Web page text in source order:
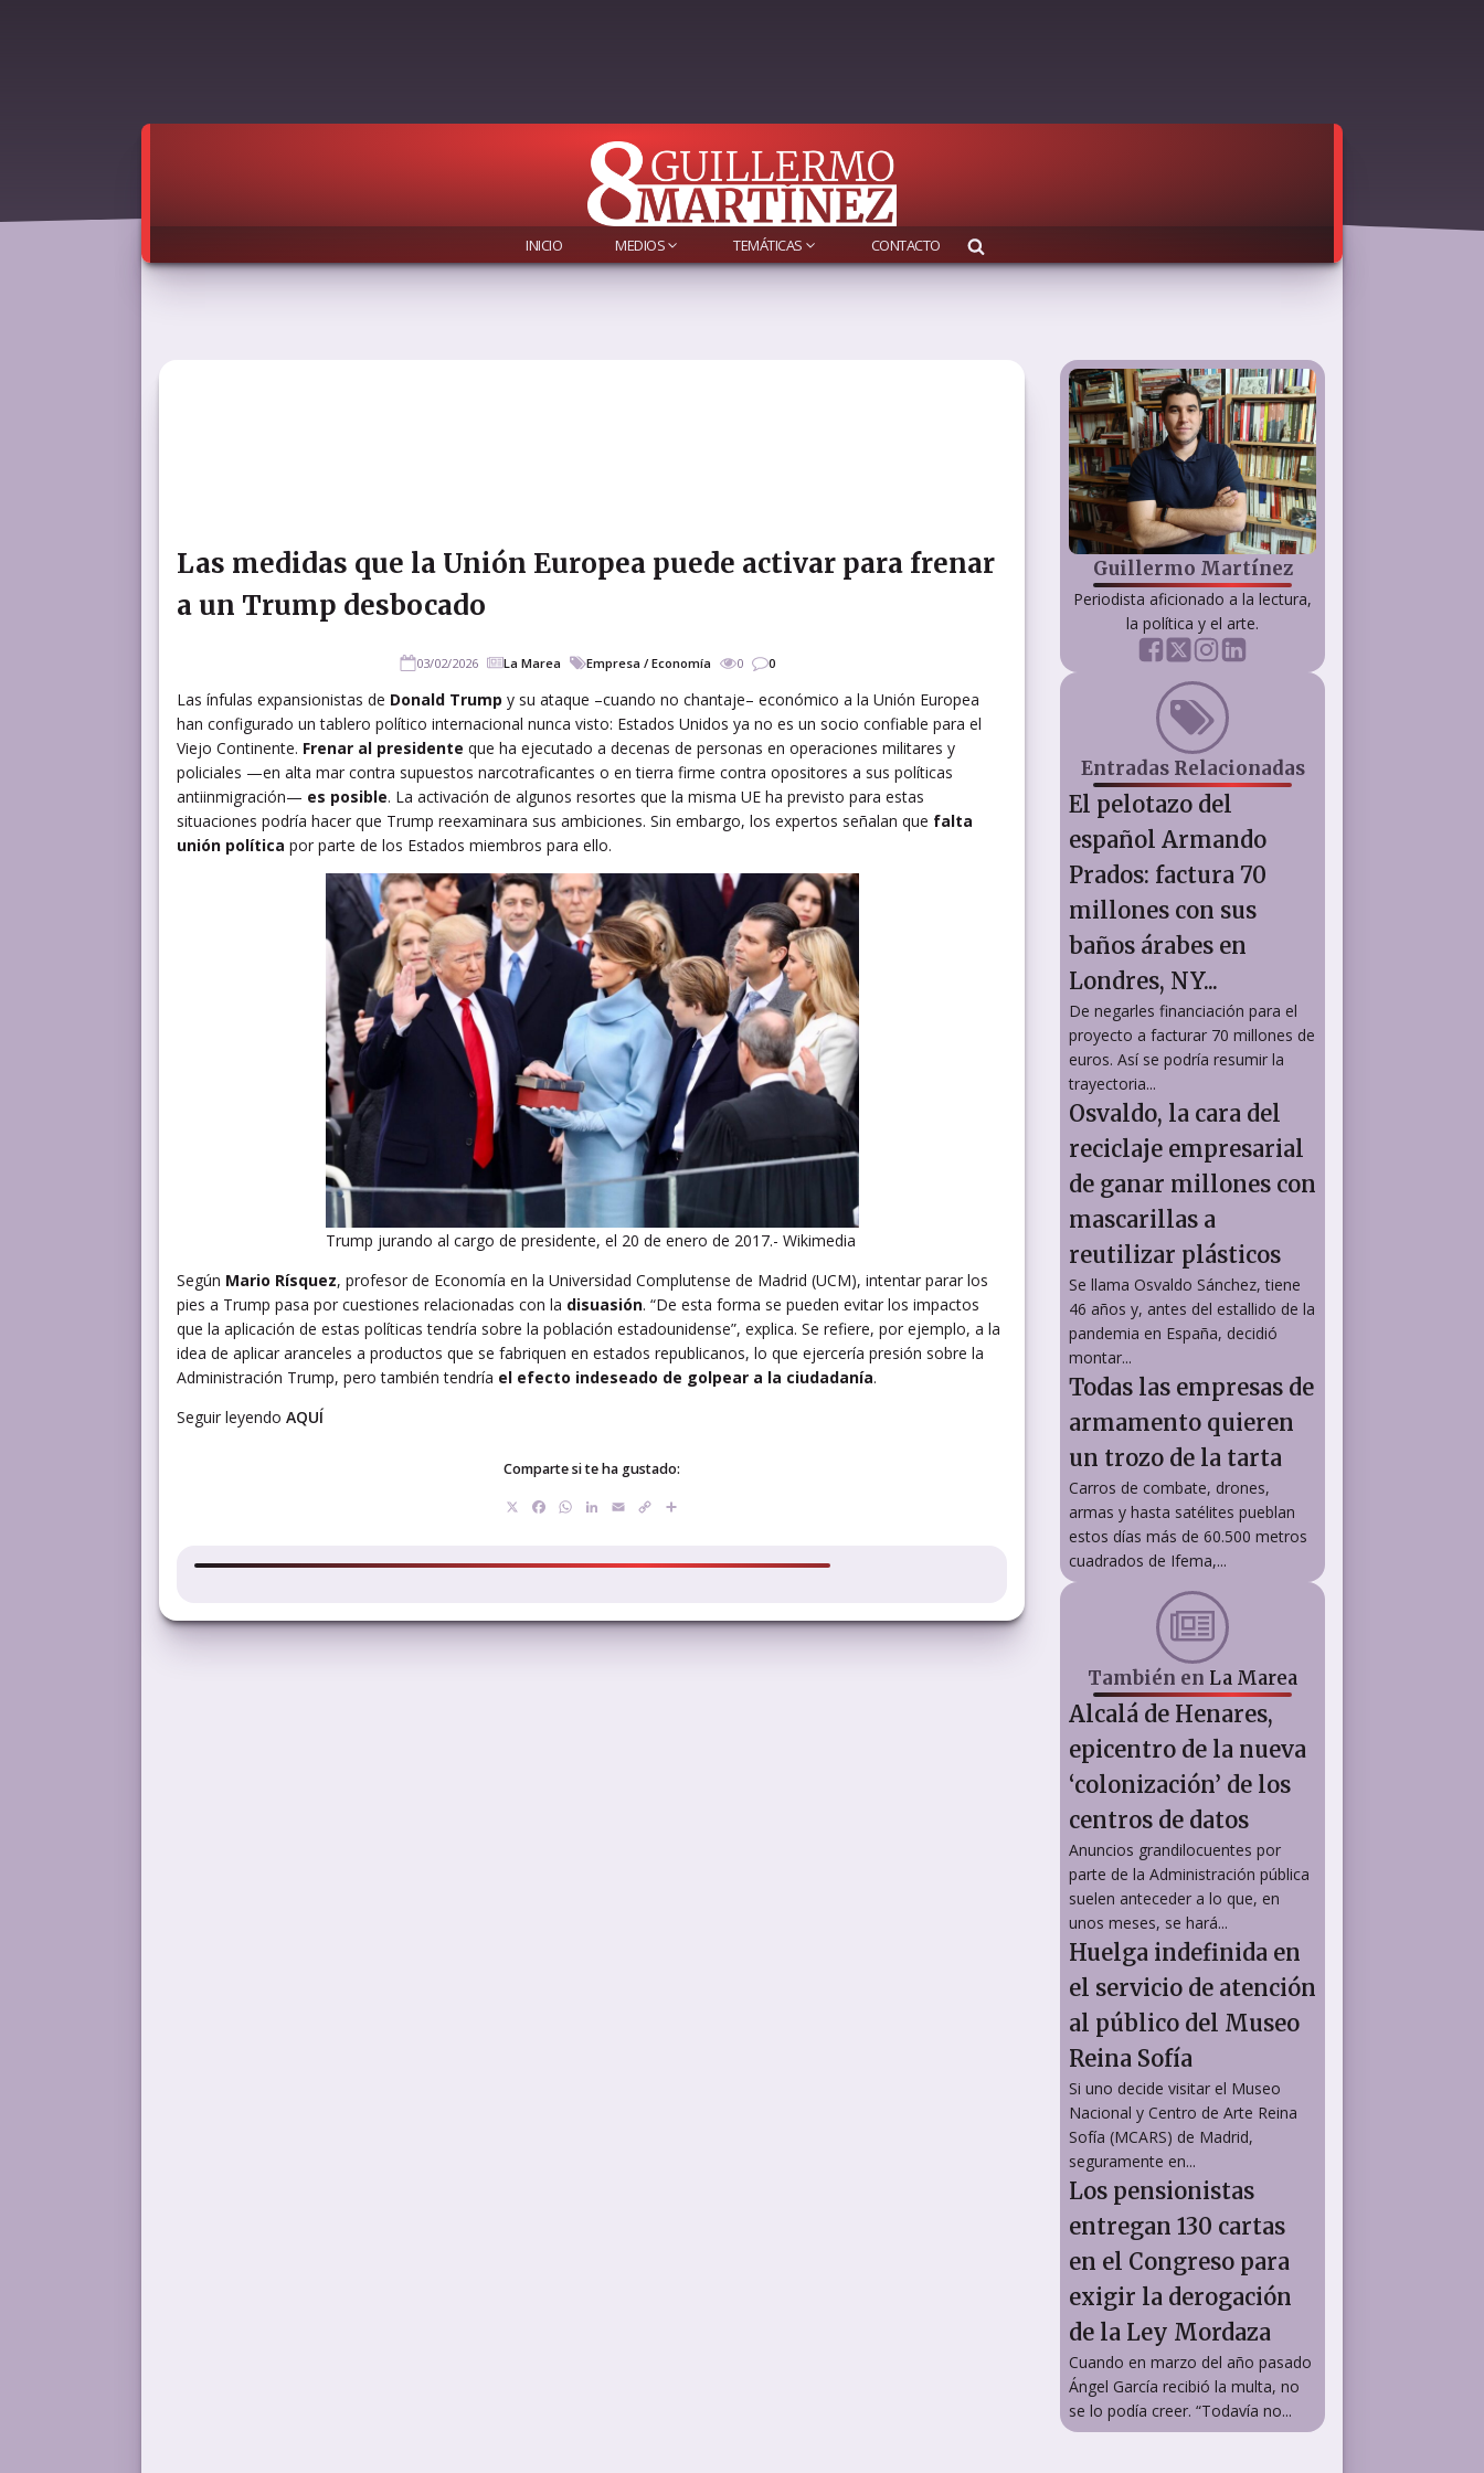
INICIO MEDIOS TEMÁTICAS CONTACTO
Las medidas que la Unión Europea puede activar para frenar
a un Trump desbocado
03/02/2026 La Marea Empresa / Economía 0 0
Las ínfulas expansionistas de Donald Trump y su ataque –cuando no chantaje– económico a la Unión Europea
han configurado un tablero político internacional nunca visto: Estados Unidos ya no es un socio confiable para el
Viejo Continente. Frenar al presidente que ha ejecutado a decenas de personas en operaciones militares y
policiales —en alta mar contra supuestos narcotraficantes o en tierra firme contra opositores a sus políticas
antiinmigración— es posible. La activación de algunos resortes que la misma UE ha previsto para estas
situaciones podría hacer que Trump reexaminara sus ambiciones. Sin embargo, los expertos señalan que falta
unión política por parte de los Estados miembros para ello.
Trump jurando al cargo de presidente, el 20 de enero de 2017.- Wikimedia
Según Mario Rísquez, profesor de Economía en la Universidad Complutense de Madrid (UCM), intentar parar los
pies a Trump pasa por cuestiones relacionadas con la disuasión. “De esta forma se pueden evitar los impactos
que la aplicación de estas políticas tendría sobre la población estadounidense”, explica. Se refiere, por ejemplo, a la
idea de aplicar aranceles a productos que se fabriquen en estados republicanos, lo que ejercería presión sobre la
Administración Trump, pero también tendría el efecto indeseado de golpear a la ciudadanía.
Seguir leyendo AQUÍ
Comparte si te ha gustado:
Facebook
WhatsApp
LinkedIn
EmailCopy
Guillermo Martínez
Periodista aficionado a la lectura,
la política y el arte.
Entradas Relacionadas
El pelotazo del
español Armando
Prados: factura 70
millones con sus
baños árabes en
Londres, NY...
De negarles financiación para el
proyecto a facturar 70 millones de
euros. Así se podría resumir la
trayectoria...
Osvaldo, la cara del
reciclaje empresarial
de ganar millones con
mascarillas a
reutilizar plásticos
Se llama Osvaldo Sánchez, tiene
46 años y, antes del estallido de la
pandemia en España, decidió
montar...
Todas las empresas de
armamento quieren
un trozo de la tarta
Carros de combate, drones,
armas y hasta satélites pueblan
estos días más de 60.500 metros
cuadrados de Ifema,...
También en La Marea
Alcalá de Henares,
epicentro de la nueva
‘colonización’ de los
centros de datos
Anuncios grandilocuentes por
parte de la Administración pública
suelen anteceder a lo que, en
unos meses, se hará...
Huelga indefinida en
el servicio de atención
al público del Museo
Reina Sofía
Si uno decide visitar el Museo
Nacional y Centro de Arte Reina
Sofía (MCARS) de Madrid,
seguramente en...
Los pensionistas
entregan 130 cartas
en el Congreso para
exigir la derogación
de la Ley Mordaza
Cuando en marzo del año pasado
Ángel García recibió la multa, no
se lo podía creer. “Todavía no...